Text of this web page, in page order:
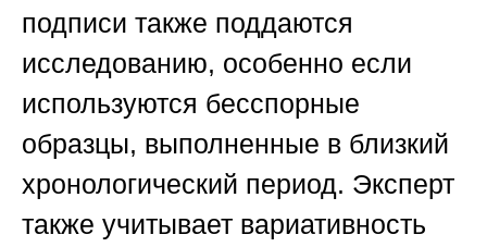
подписи также поддаются
исследованию, особенно если
используются бесспорные
образцы, выполненные в близкий
хронологический период. Эксперт
также учитывает вариативность